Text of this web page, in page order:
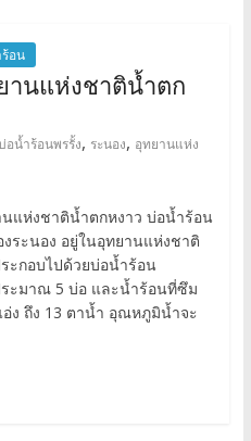
อน
านแห่งชาติน้ำตก
อน้ำร้อนพรรั้ง, ระนอง, อุทยานแห่ง
แห่งชาติน้ำตกหงาว บ่อน้ำร้อน
ระนอง อยู่ในอุทยานแห่งชาติ
ะกอบไปด้วยบ่อน้ำร้อน
ะมาณ 5 บ่อ และน้ำร้อนที่ซึม
ง ถึง 13 ตาน้ำ อุณหภูมิน้ำจะ